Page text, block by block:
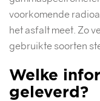
voorkomende
het asfalt meet. Zo
gebruikte soorten
Welke
geleverd?